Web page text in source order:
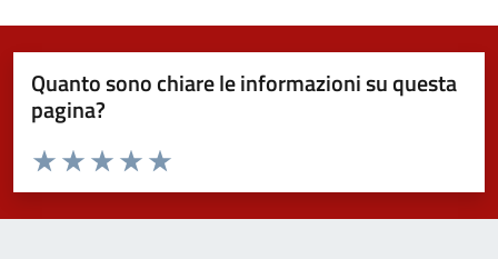
Quanto sono chiare le informazioni su questa
pagina?
Domanda
Valuta da 1 a 5 stelle la pagina
Valuta 5 stelle su 5
Valuta 4 stelle su 5
Valuta 3 stelle su 5
Valuta 2 stelle su 5
Valuta 1 stelle su 5